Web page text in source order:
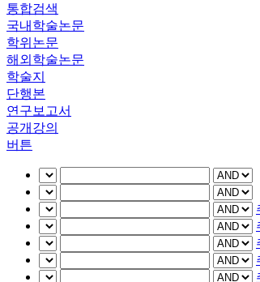
통합검색
국내학술논문
학위논문
해외학술논문
학술지
단행본
연구보고서
공개강의
버튼